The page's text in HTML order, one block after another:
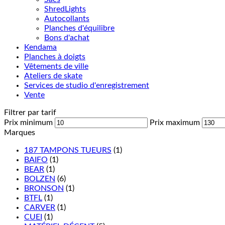
ShredLights
Autocollants
Planches d'équilibre
Bons d'achat
Kendama
Planches à doigts
Vêtements de ville
Ateliers de skate
Services de studio d'enregistrement
Vente
Filtrer par tarif
Prix minimum
Prix maximum
Marques
187 TAMPONS TUEURS (1)
BAIFO (1)
BEAR (1)
BOLZEN (6)
BRONSON (1)
BTFL (1)
CARVER (1)
CUEI (1)